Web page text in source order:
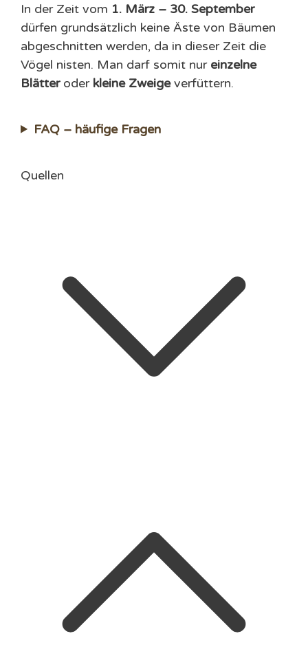
In der Zeit vom 1. März – 30. September
dürfen grundsätzlich keine Äste von Bäumen
abgeschnitten werden, da in dieser Zeit die
Vögel nisten. Man darf somit nur einzelne
Blätteroder kleine Zweigeverfüttern.
FAQ – häufige Fragen
Quellen